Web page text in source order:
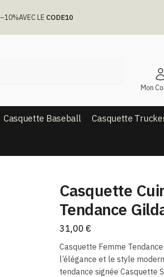
–10%AVEC LE CODE10
Mon
Casquette Baseball Casquette
Casquette
Tendance
31,00 €
Casquette Femme
l’élégance et le style
tendance signée Casquette